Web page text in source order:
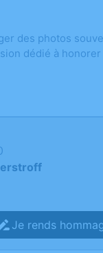
des photos
dédié à honorer
Je rends